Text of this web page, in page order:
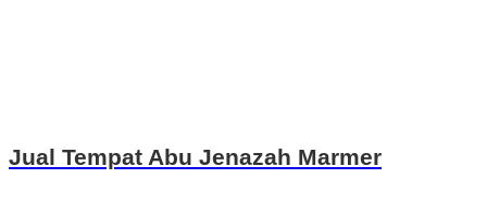
Jual Tempat Abu Jenazah Marmer